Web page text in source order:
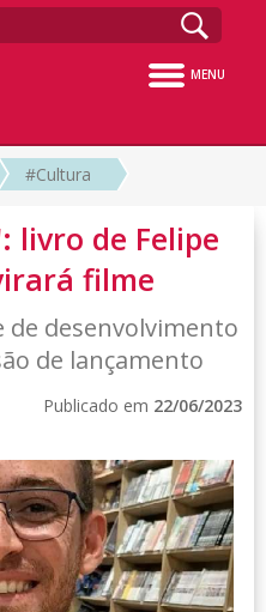
MENU
#Cultura
livro de Felipe
filme
de desenvolvimento
de lançamento
Publicado em 22/06/2023